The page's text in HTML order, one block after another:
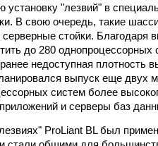
установку "лезвий" в
В свою очередь, такие
стойки. Благодаря
до 280 однопроцессорных
недоступная плотность
выпуск еще двух
систем более
и серверы баз
ProLiant BL был